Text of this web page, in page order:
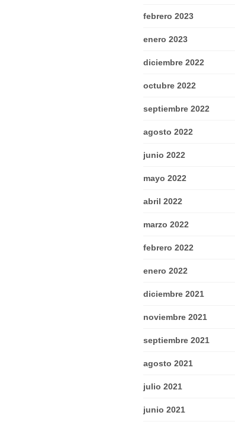
febrero 2023
enero 2023
diciembre 2022
octubre 2022
septiembre 2022
agosto 2022
junio 2022
mayo 2022
abril 2022
marzo 2022
febrero 2022
enero 2022
diciembre 2021
noviembre 2021
septiembre 2021
agosto 2021
julio 2021
junio 2021